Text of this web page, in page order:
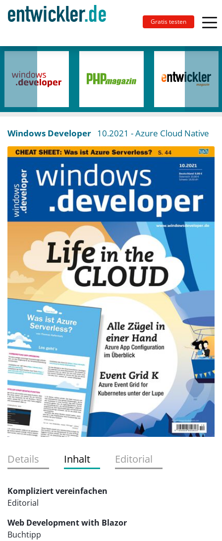
Gratis testen
Windows Developer 10.2021 - Azure Cloud Native
Details Inhalt Editorial
Kompliziert vereinfachen
Editorial
Web Development with Blazor
Buchtipp